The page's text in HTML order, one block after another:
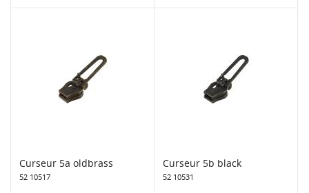
Curseur 5a oldbrass
52 10517
Curseur 5b black
52 10531